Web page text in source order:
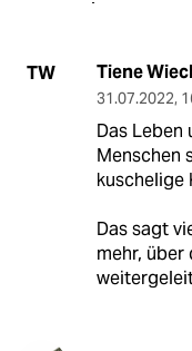
TW Tiene
31.07.2022,
Das
Menschen
kuschelige
Das sagt
mehr,